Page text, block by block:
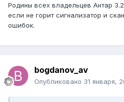
Родины всех владельцев Антар
если не горит сигнализатор и
ошибок.
bogdanov_av
Опубликовано 31 января,